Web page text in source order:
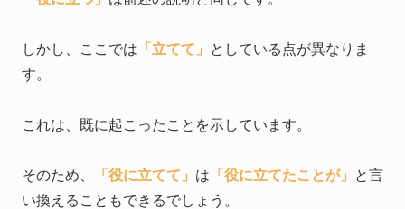
しかし、ここでは 「立てて」
としている点が異なりま
す。
これは、既に起こったことを示しています。
そのため、 「役に立てて」 は 「役に立てたことが」
と言
い換えることもできるでしょう。